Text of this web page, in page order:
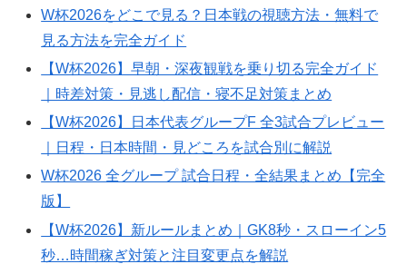
W杯2026をどこで見る？日本戦の視聴方法・無料で
見る方法を完全ガイド
【W杯2026】早朝・深夜観戦を乗り切る完全ガイド
｜時差対策・見逃し配信・寝不足対策まとめ
【W杯2026】日本代表グループF 全3試合プレビュー
｜日程・日本時間・見どころを試合別に解説
W杯2026 全グループ 試合日程・全結果まとめ【完全
版】
【W杯2026】新ルールまとめ｜GK8秒・スローイン5
秒…時間稼ぎ対策と注目変更点を解説